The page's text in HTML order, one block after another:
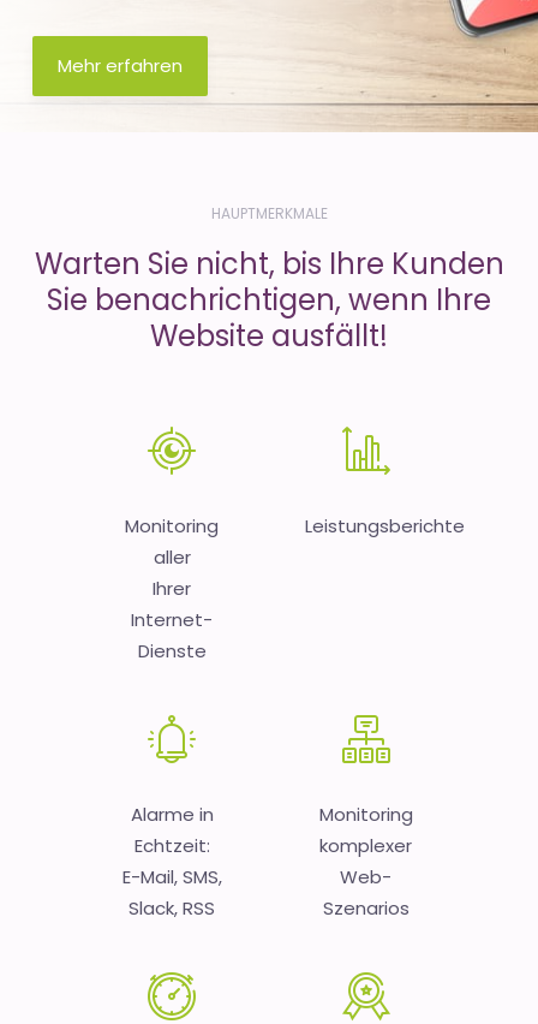
Mehr erfahren
HAUPTMERKMALE
Warten Sie nicht, bis Ihre Kunden
Sie benachrichtigen, wenn Ihre
Website ausfällt!
Monitoring
aller
Ihrer
Internet-
Dienste
Leistungsberichte
Alarme in
Echtzeit:
E-Mail, SMS,
Slack, RSS
Monitoring
komplexer
Web-
Szenarios